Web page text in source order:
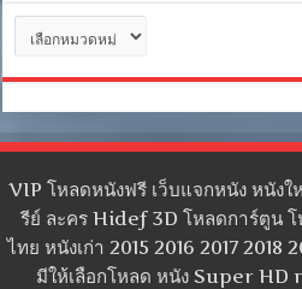
หมู่
VIP โหลดหนังฟรี เว็บแจกหนัง หนัง
รีย์ ละคร Hidef 3D โหลดการ์ตูน
ไทย หนังเก่า 2015 2016 2017 2018
มีให้เลือกโหลด หนัง Super